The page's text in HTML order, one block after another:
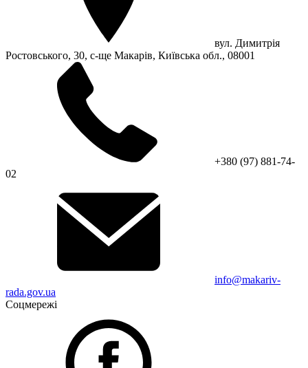
вул. Димитрія
Ростовського, 30, с-ще Макарів, Київська обл., 08001
+380 (97) 881-74-
02
info@makariv-
rada.gov.ua
Соцмережі